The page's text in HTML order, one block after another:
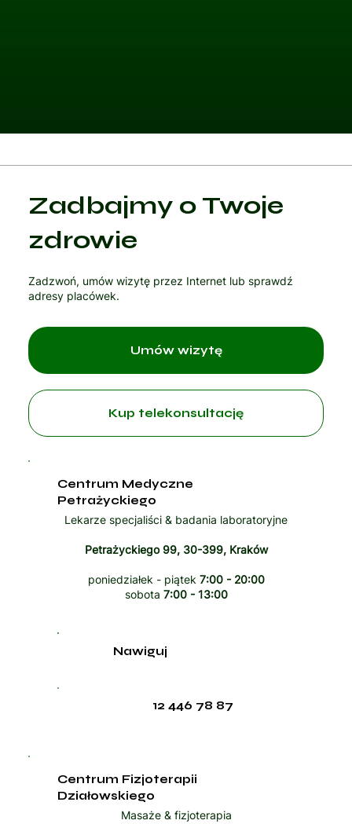
Zadbajmy o Twoje
zdrowie
Zadzwoń, umów wizytę przez Internet lub sprawdź
adresy placówek.
Kup telekonsultację
Centrum Medyczne
Petrażyckiego
Lekarze specjaliści & badania laboratoryjne
Petrażyckiego 99, 30-399, Kraków
poniedziałek - piątek 7:00 - 20:00
sobota 7:00 - 13:00
12 446 78 87
Nawiguj
Centrum Fizjoterapii
Działowskiego
Masaże & fizjoterapia
Umów wizytę